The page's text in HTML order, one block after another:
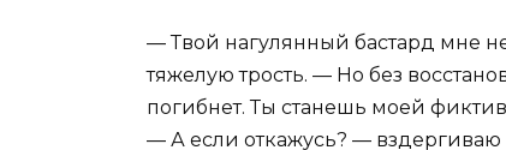
— Твой нагулянный бастард мне
тяжелую трость. — Но без
погибнет. Ты станешь моей
— А если откажусь? —